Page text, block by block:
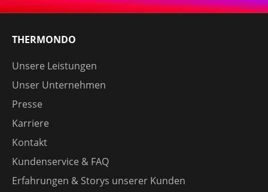
THERMONDO
Unsere Leistungen
Unser Unternehmen
Presse
Karriere
Kontakt
Kundenservice & FAQ
Erfahrungen & Storys unserer Kunden